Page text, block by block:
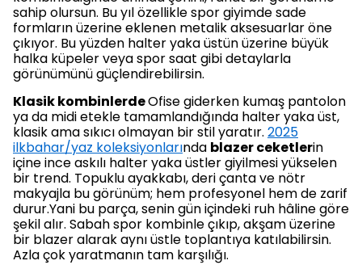
sahip olursun. Bu yıl özellikle spor giyimde sade
formların üzerine eklenen metalik aksesuarlar öne
çıkıyor. Bu yüzden halter yaka üstün üzerine büyük
halka küpeler veya spor saat gibi detaylarla
görünümünü güçlendirebilirsin.
Klasik kombinlerdeOfise giderken kumaş pantolon
ya da midi etekle tamamlandığında halter yaka üst,
klasik ama sıkıcı olmayan bir stil yaratır. 2025
ilkbahar/yaz koleksiyonlarında blazer ceketlerin
içine ince askılı halter yaka üstler giyilmesi yükselen
bir trend. Topuklu ayakkabı, deri çanta ve nötr
makyajla bu görünüm; hem profesyonel hem de zarif
durur.Yani bu parça, senin gün içindeki ruh hâline göre
şekil alır. Sabah spor kombinle çıkıp, akşam üzerine
bir blazer alarak aynı üstle toplantıya katılabilirsin.
Azla çok yaratmanın tam karşılığı.